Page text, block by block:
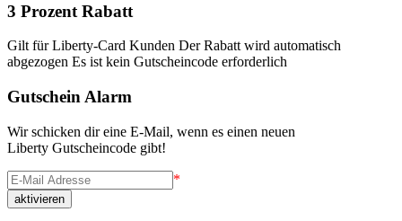
3 Prozent Rabatt
Gilt für Liberty-Card Kunden Der Rabatt wird automatisch
abgezogen Es ist kein Gutscheincode erforderlich
Gutschein Alarm
Wir schicken dir eine E-Mail, wenn es einen neuen
Liberty Gutscheincode gibt!
*